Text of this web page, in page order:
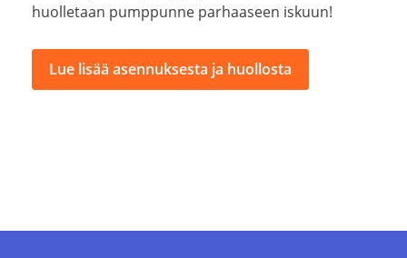
huolletaan pumppunne parhaaseen iskuun!
Lue lisää asennuksesta ja huollosta